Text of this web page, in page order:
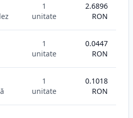
1
unitate
2.6896
RON
1
unitate
0.0447
RON
1
unitate
0.1018
RON